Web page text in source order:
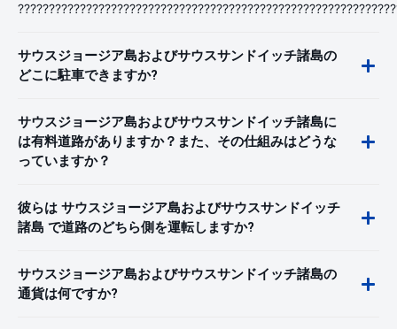
サウスジョージア島およびサウスサンドイッチ諸島の
どこに駐車できますか?
サウスジョージア島およびサウスサンドイッチ諸島に
は有料道路がありますか？また、その仕組みはどうな
っていますか？
彼らは サウスジョージア島およびサウスサンドイッチ
諸島 で道路のどちら側を運転しますか?
サウスジョージア島およびサウスサンドイッチ諸島の
通貨は何ですか?